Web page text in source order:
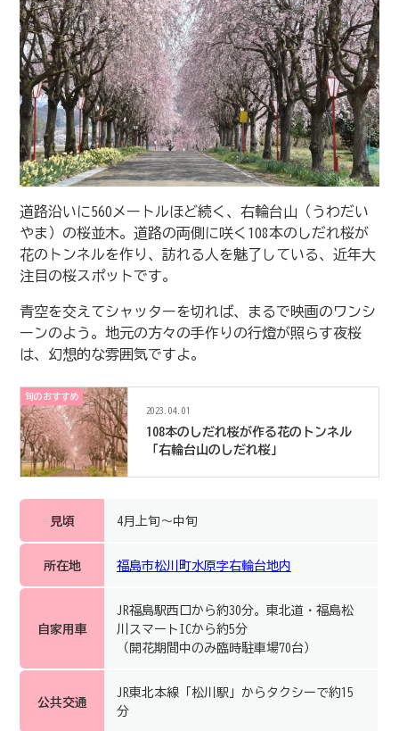
道路沿いに560メートルほど続く、右輪台山（うわだい
やま）の桜並木。道路の両側に咲く108本のしだれ桜が
花のトンネルを作り、訪れる人を魅了している、近年大
注目の桜スポットです。
青空を交えてシャッターを切れば、まるで映画のワンシ
ーンのよう。地元の方々の手作りの行燈が照らす夜桜
は、幻想的な雰囲気ですよ。
旬のおすすめ
2023.04.01
108本のしだれ桜が作る花のトンネル
「右輪台山のしだれ桜」
見頃 4月上旬～中旬
所在地 福島市松川町水原字右輪台地内
自家用車
JR福島駅西口から約30分。東北道・福島松
川スマートICから約5分
（開花期間中のみ臨時駐車場70台）
公共交通
JR東北本線「松川駅」からタクシーで約15
分